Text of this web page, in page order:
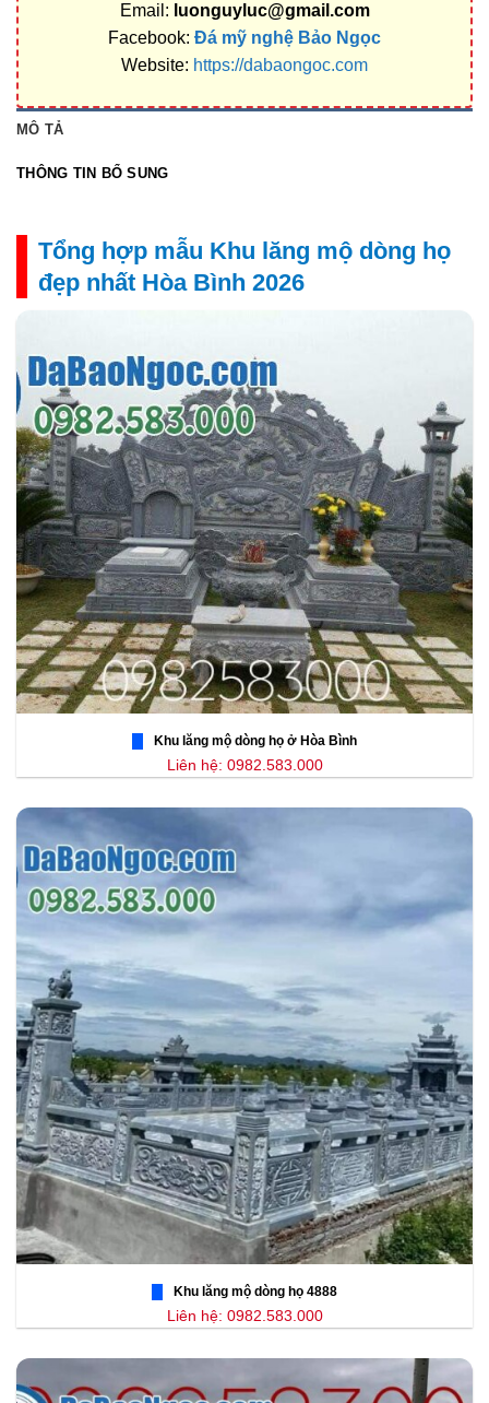
Email: luonguyluc@gmail.com
Facebook: Đá mỹ nghệ Bảo Ngọc
Website: https://dabaongoc.com
MÔ TẢ
THÔNG TIN BỔ SUNG
Tổng hợp mẫu Khu lăng mộ dòng họ
đẹp nhất Hòa Bình 2026
Khu lăng mộ dòng họ ở Hòa Bình
Liên hệ: 0982.583.000
Khu lăng mộ dòng họ 4888
Liên hệ: 0982.583.000